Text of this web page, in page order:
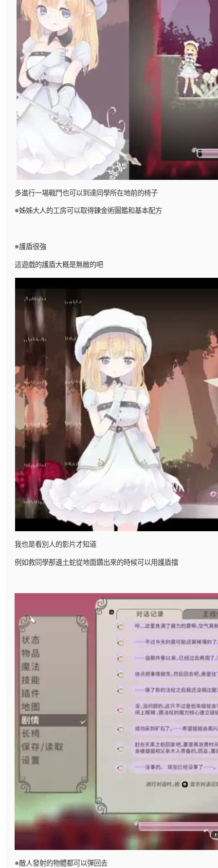
多進行一場戰鬥也可以到達同學所在地前的椅子
※姊姊大人的工房可以取得鍊金術圖鑑和基本配方
※護盾很強
這遊戲的護盾大概是無敵的吧
我也是看別人的影片才知道
例如救同學那邊土蛇從地面鑽出來的時候可以用護盾擋
※敵人發射的物體都可以彈回去